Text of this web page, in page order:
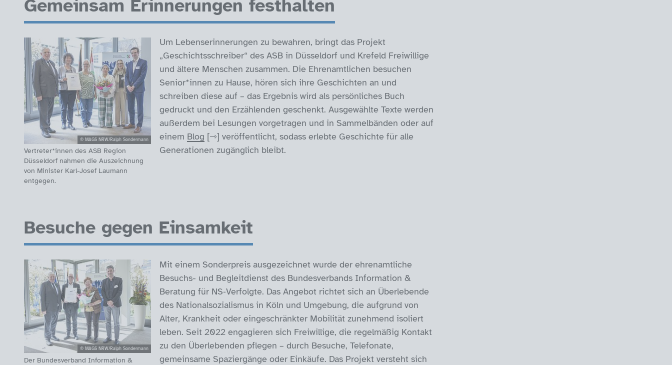
Gemeinsam Erinnerungen festhalten
© MAGS NRW/Ralph Sondermann
Vertreter*innen des ASB Region
Düsseldorf nahmen die Auszeichnung
von Minister Karl-Josef Laumann
entgegen.
Um Lebenserinnerungen zu bewahren, bringt das Projekt
„Geschichtsschreiber“ des ASB in Düsseldorf und Krefeld Freiwillige
und ältere Menschen zusammen. Die Ehrenamtlichen besuchen
Senior*innen zu Hause, hören sich ihre Geschichten an und
schreiben diese auf – das Ergebnis wird als persönliches Buch
gedruckt und den Erzählenden geschenkt. Ausgewählte Texte werden
außerdem bei Lesungen vorgetragen und in Sammelbänden oder auf
einem Blog
veröffentlicht, sodass erlebte Geschichte für alle
Generationen zugänglich bleibt.
Besuche gegen Einsamkeit
© MAGS NRW/Ralph Sondermann
Der Bundesverband Information &
Mit einem Sonderpreis ausgezeichnet wurde der ehrenamtliche
Besuchs- und Begleitdienst des Bundesverbands Information &
Beratung für NS‑Verfolgte. Das Angebot richtet sich an Überlebende
des Nationalsozialismus in Köln und Umgebung, die aufgrund von
Alter, Krankheit oder eingeschränkter Mobilität zunehmend isoliert
leben. Seit 2022 engagieren sich Freiwillige, die regelmäßig Kontakt
zu den Überlebenden pflegen – durch Besuche, Telefonate,
gemeinsame Spaziergänge oder Einkäufe. Das Projekt versteht sich